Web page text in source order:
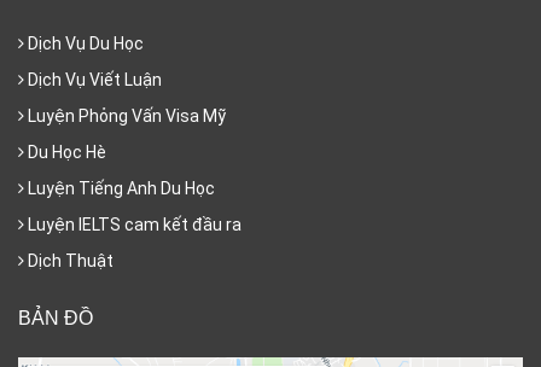
Dịch Vụ Du Học
Dịch Vụ Viết Luận
Luyện Phỏng Vấn Visa Mỹ
Du Học Hè
Luyện Tiếng Anh Du Học
Luyện IELTS cam kết đầu ra
Dịch Thuật
BẢN ĐỒ